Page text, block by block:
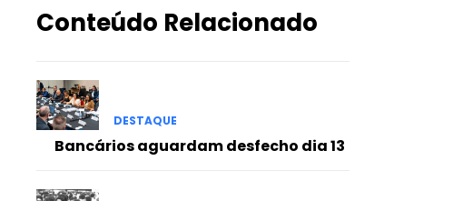
Conteúdo Relacionado
DESTAQUE
Bancários aguardam desfecho dia 13